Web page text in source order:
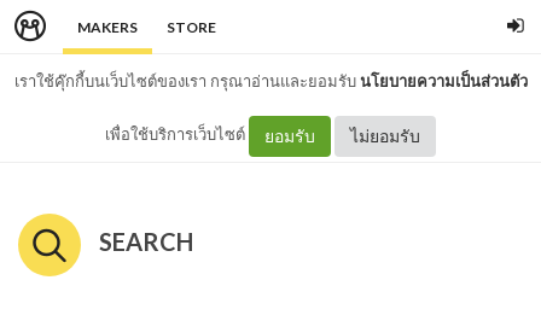
MAKERS STORE
เราใช้คุ๊กกี้บนเว็บไซต์ของเรา กรุณาอ่านและยอมรับนโยบายความเป็นส่วนตัว
เพื่อใช้บริการเว็บไซต์ ยอมรับ ไม่ยอมรับ
SEARCH